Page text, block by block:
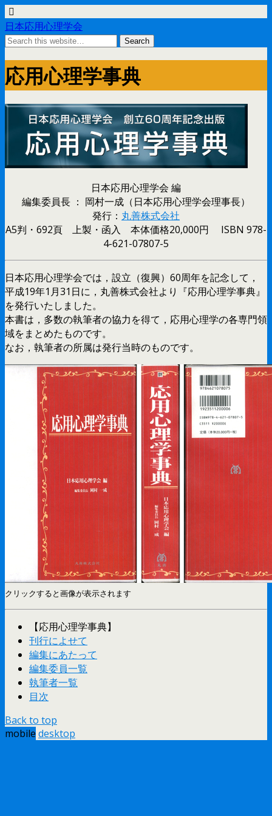
日本応用心理学会
応用心理学事典
日本応用心理学会 編
編集委員長 ： 岡村一成（日本応用心理学会理事長）
発行： 丸善株式会社
A5判・692頁 上製・函入 本体価格20,000円 ISBN 978-
4-621-07807-5
日本応用心理学会では，設立（復興）60周年を記念して，
平成19年1月31日に，丸善株式会社より『応用心理学事典』
を発行いたしました。
本書は，多数の執筆者の協力を得て，応用心理学の各専門領
域をまとめたものです。
なお，執筆者の所属は発行当時のものです。
クリックすると画像が表示されます
【応用心理学事典】
刊行によせて
編集にあたって
編集委員一覧
執筆者一覧
目次
Back to top
mobile desktop